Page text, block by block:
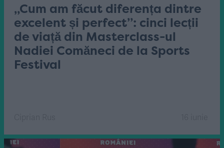
„Cum am făcut diferența dintre
excelent și perfect”: cinci lecții
de viață din Masterclass-ul
Nadiei Comăneci de la Sports
Festival